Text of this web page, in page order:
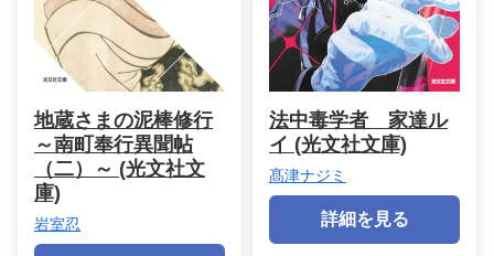
地蔵さまの泥棒修行
～南町奉行異聞帖
（二）～ (光文社文
庫)
岩室忍
法中毒学者 家達ル
イ (光文社文庫)
髙津ナジミ
詳細を見る